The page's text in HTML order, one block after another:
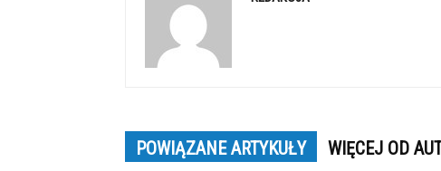
POWIĄZANE ARTYKUŁY WIĘCEJ OD